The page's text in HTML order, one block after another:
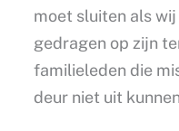
moet sluiten als
gedragen op zijn
familieleden die
deur niet uit